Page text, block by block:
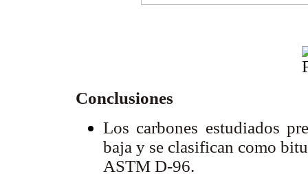
Conclusiones
Los carbones estudiados
baja y se clasifican como
ASTM D-96.